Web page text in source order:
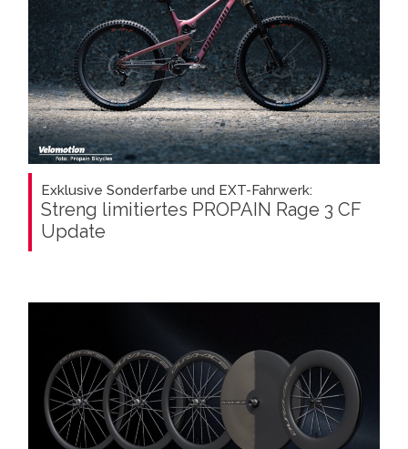
Exklusive Sonderfarbe und EXT-Fahrwerk:
Streng limitiertes PROPAIN Rage 3 CF
Update